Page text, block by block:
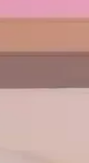
küçük siyah
Şıklık ve
bir
Kullanım
ve Şık